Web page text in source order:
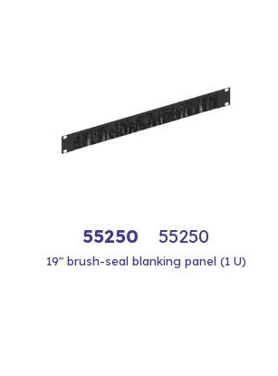
55250 55250
19" brush-seal blanking panel (1 U)